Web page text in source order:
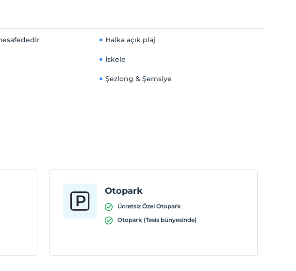
Halka açık plaj
İskele
Şezlong & Şemsiye
Otopark
Ücretsiz Özel Otopark
Otopark (Tesis bünyesinde)